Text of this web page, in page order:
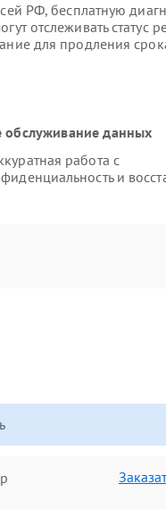
РФ, бесплатную
отслеживать статус
для продления
данных
работа с
и